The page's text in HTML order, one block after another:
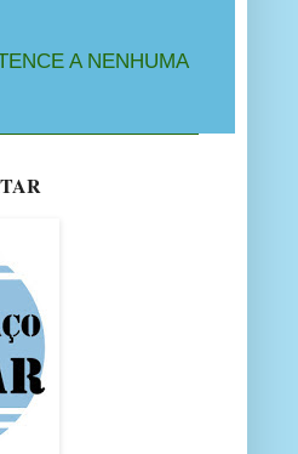
A NENHUMA